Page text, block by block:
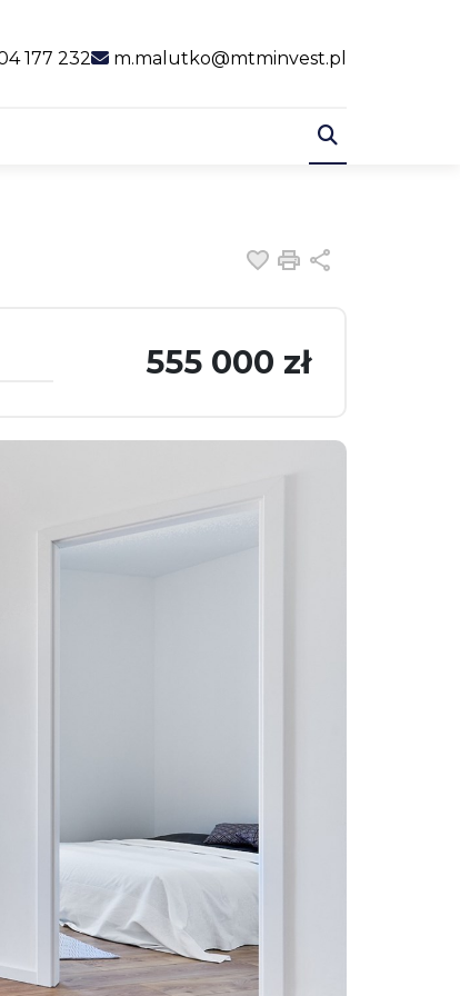
177 232 m.malutko@mtminvest.pl
Dodaj do
Drukuj
555 000 zł